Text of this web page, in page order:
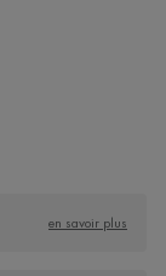
en savoir plus